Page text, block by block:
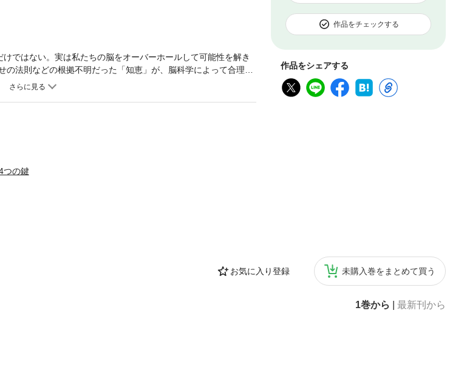
作品をチェックする
作品をシェアする
お気に入り登録 未購入巻をまとめて買う
1巻から 最新刊から
ではない。実は私たちの脳をオーバーホールして可能性を解き
法則などの根拠不明だった「知恵」が、脳科学によって合理的
すことで、知的能力は飛躍的に上がる”MITスローン経営大学院
つの鍵